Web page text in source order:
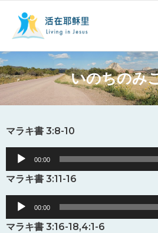
ミッションの紹介
聖書についての番組
聖書についての記事
献金について
他国の言語
いのちのみ
マラキ書 3:8-10
Audio
Player
00:00
マラキ書 3:11-16
Audio
Player
00:00
マラキ書 3:16-18,4:1-6